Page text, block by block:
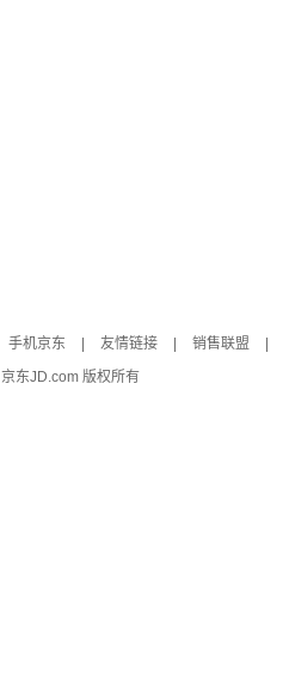
手机京东 友情链接 销售联盟
京东JD.com 版权所有